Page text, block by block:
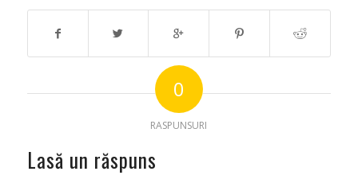
0
RASPUNSURI
Lasă un răspuns